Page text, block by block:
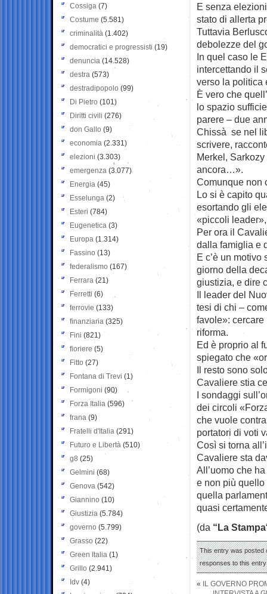
E senza
stato di allerta
Tuttavia
debolezze del
In quel caso le
intercettando il
verso la politica
È vero che
lo spazio
parere – due
Chissà se nel
scrivere,
Merkel,
ancora…».
Comunque non
Lo si è capito
esortando gli
«piccoli
Per ora il
dalla famiglia e
E c’è un
giorno della
giustizia, e dire
Il leader del
tesi di chi –
favole»:
riforma.
Ed è proprio al
spiegato che
Il resto sono
Cavaliere stia
I sondaggi
dei circoli
che vuole
portatori di voti
Così si torna
Cavaliere sta
All’uomo che
e non più
quella
quasi
(da “La Stampa
This entry was posted
responses to this
«
IL GOVERNO
Cossiga (7)
Costume (5.581)
criminalità (1.402)
democratici e progressisti (19)
denuncia (14.528)
destra (573)
destradipopolo (99)
Di Pietro (101)
Diritti civili (276)
don Gallo (9)
economia (2.331)
elezioni (3.303)
emergenza (3.077)
Energia (45)
Esselunga (2)
Esteri (784)
Eugenetica (3)
Europa (1.314)
Fassino (13)
federalismo (167)
Ferrara (21)
Ferretti (6)
ferrovie (133)
finanziaria (325)
Fini (821)
fioriere (5)
Fitto (27)
Fontana di Trevi (1)
Formigoni (90)
Forza Italia (596)
frana (9)
Fratelli d'Italia (291)
Futuro e Libertà (510)
g8 (25)
Gelmini (68)
Genova (542)
Giannino (10)
Giustizia (5.784)
governo (5.799)
Grasso (22)
Green Italia (1)
Grillo (2.941)
Idv (4)